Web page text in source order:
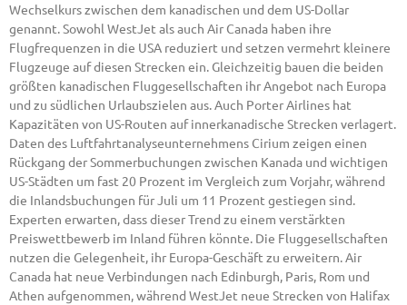
Wechselkurs zwischen dem kanadischen und dem US-Dollar
genannt. Sowohl WestJet als auch Air Canada haben ihre
Flugfrequenzen in die USA reduziert und setzen vermehrt kleinere
Flugzeuge auf diesen Strecken ein. Gleichzeitig bauen die beiden
größten kanadischen Fluggesellschaften ihr Angebot nach Europa
und zu südlichen Urlaubszielen aus. Auch Porter Airlines hat
Kapazitäten von US-Routen auf innerkanadische Strecken verlagert.
Daten des Luftfahrtanalyseunternehmens Cirium zeigen einen
Rückgang der Sommerbuchungen zwischen Kanada und wichtigen
US-Städten um fast 20 Prozent im Vergleich zum Vorjahr, während
die Inlandsbuchungen für Juli um 11 Prozent gestiegen sind.
Experten erwarten, dass dieser Trend zu einem verstärkten
Preiswettbewerb im Inland führen könnte. Die Fluggesellschaften
nutzen die Gelegenheit, ihr Europa-Geschäft zu erweitern. Air
Canada hat neue Verbindungen nach Edinburgh, Paris, Rom und
Athen aufgenommen, während WestJet neue Strecken von Halifax